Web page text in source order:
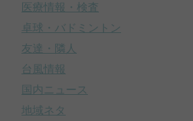
医療情報・検査
卓球・バドミントン
友達・隣人
台風情報
国内ニュース
地域ネタ